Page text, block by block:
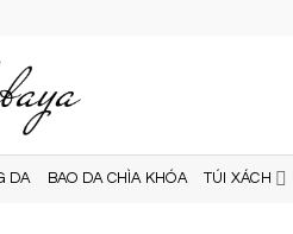
DA BAO DA CHÌA KHÓA TÚI XÁCH